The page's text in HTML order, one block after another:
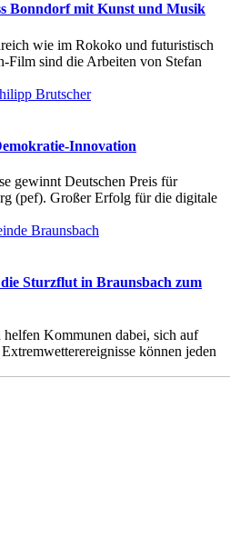
Bonndorf mit Kunst und Musik
wie im Rokoko und futuristisch
Film sind die Arbeiten von Stefan
Innovation
gewinnt Deutschen Preis für
(pef). Großer Erfolg für die digitale
Sturzflut in Braunsbach zum
helfen Kommunen dabei, sich auf
können jeden